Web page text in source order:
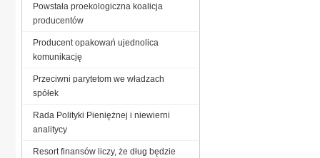
Powstała proekologiczna koalicja
producentów
Producent opakowań ujednolica
komunikację
Przeciwni parytetom we władzach
spółek
Rada Polityki Pieniężnej i niewierni
analitycy
Resort finansów liczy, że dług będzie